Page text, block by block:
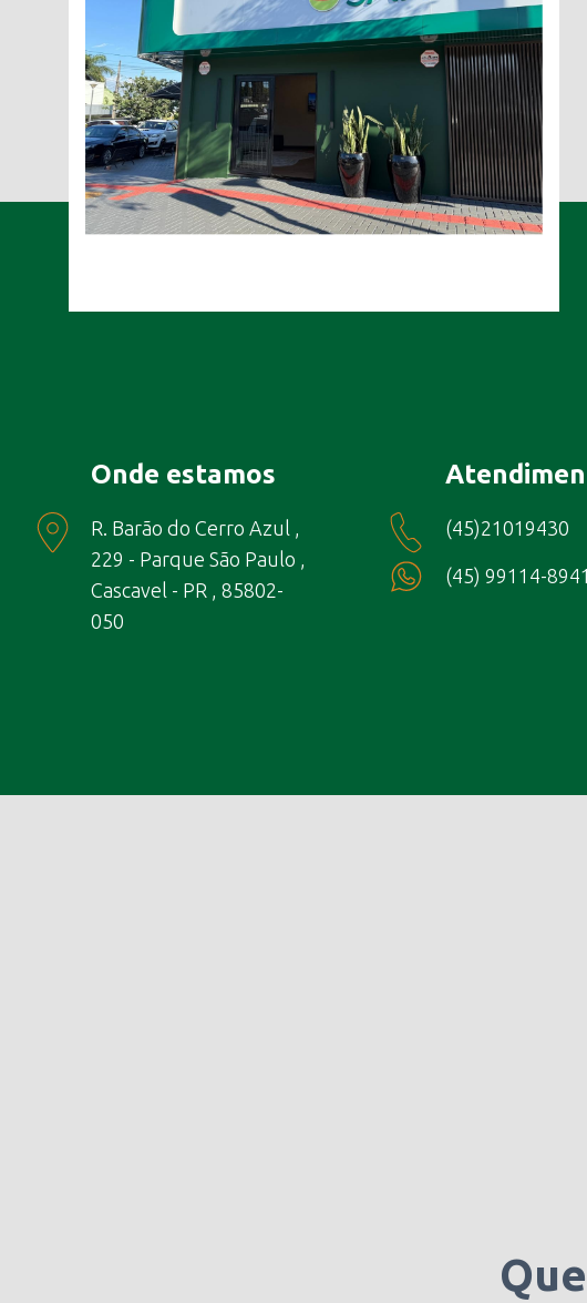
Onde estamos
R. Barão do Cerro Azul ,
229 - Parque São Paulo ,
Cascavel - PR , 85802-
050
(45)21019430
(45) 99114-8941